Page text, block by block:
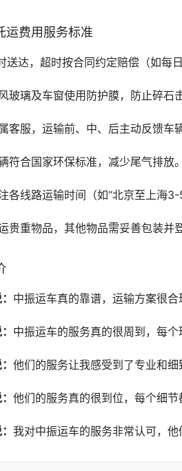
运费用服务标准
送达，超时按合同约定赔偿（如每日
玻璃及车窗使用防护膜，防止碎石击
客服，运输前、中、后主动反馈车
符合国家环保标准，减少尾气排放。
各线路运输时间（如“北京至上海
贵重物品，其他物品需妥善包装并
中振运车真的靠谱，运输方案很合
中振运车的服务真的很周到，每个
他们的服务让我感受到了专业和细
他们的服务真的很到位，每个细节
我对中振运车的服务非常认可，他